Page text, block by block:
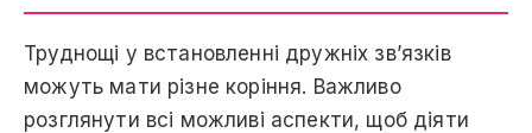
Труднощі у встановленні дружніх зв’язків
можуть мати різне коріння. Важливо
розглянути всі можливі аспекти, щоб діяти